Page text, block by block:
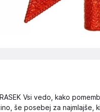
Vsi vedo, kako
še posebej za najmlajše,